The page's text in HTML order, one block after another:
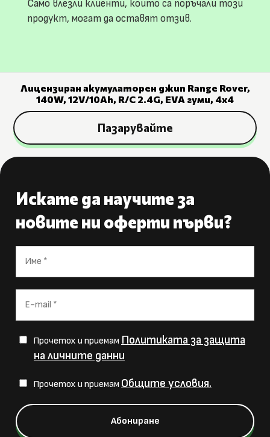
Само влезли клиенти, които са поръчали този
продукт, могат да оставят отзив.
Лицензиран акумулаторен джип Range Rover,
140W, 12V/10Ah, R/C 2.4G, EVA гуми, 4х4
Пазарувайте
Искате да научите за
новите ни оферти първи?
Прочетох и приемам Политиката за защита
на личните данни
Прочетох и приемам Общите условия.